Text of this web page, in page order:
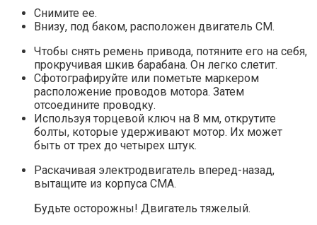
Снимите ее.
Внизу, под баком, расположен двигатель СМ.
Чтобы снять ремень привода, потяните его на себя,
прокручивая шкив барабана. Он легко слетит.
Сфотографируйте или пометьте маркером
расположение проводов мотора. Затем
отсоедините проводку.
Используя торцевой ключ на 8 мм, открутите
болты, которые удерживают мотор. Их может
быть от трех до четырех штук.
Раскачивая электродвигатель вперед-назад,
вытащите из корпуса СМА.
Будьте осторожны! Двигатель тяжелый.